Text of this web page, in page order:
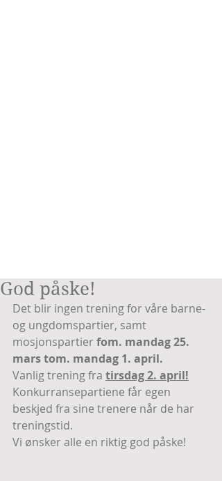
God påske!
Det blir ingen trening for våre barne-
og ungdomspartier, samt
mosjonspartier fom. mandag 25.
mars tom. mandag 1. april.
Vanlig trening fra tirsdag 2. april!
Konkurransepartiene får egen
beskjed fra sine trenere når de har
treningstid.
Vi ønsker alle en riktig god påske!